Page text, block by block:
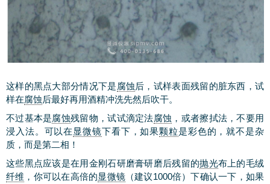
这样的黑点大部分情况下是腐蚀后，试样表面残留的脏东西，试
样在腐蚀后最好再用酒精冲洗先然后吹干。
不过基本是腐蚀残留物，试试滴定法腐蚀 ，或者擦拭法，不要用
浸入法。可以在 显微镜下看下，如果颗粒是彩色的，就不是杂
质，而是第二相！
这些黑点应该是在用金刚石研磨膏研磨后残留的抛光布上的毛绒
纤维 ，你可以在高倍的显微镜 （建议1000倍）下确认一下，如果